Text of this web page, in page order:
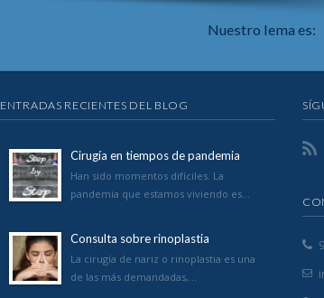
Nuestro lema es:
ENTRADAS RECIENTES DEL BLOG
Cirugía en tiempos de pandemia
Han sido momentos difíciles. La
pandemia que estamos viviendo es…
Consulta sobre rinoplastia
La cirugía de nariz o rinoplastia es una
de las más demandadas,…